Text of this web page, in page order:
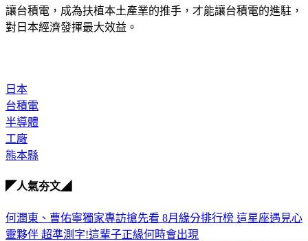
讓台積電，成為扶植本土產業的推手，才能讓台積電的進駐，
對日本經濟發揮最大效益。
日本
台積電
半導體
工廠
熊本縣
◤人氣夯文◢
何潤東、曹佑寧獨家專訪搶先看 8月緣分排行榜 這星座遇見心
靈夥伴 超準測字!這輩子正緣何時會出現